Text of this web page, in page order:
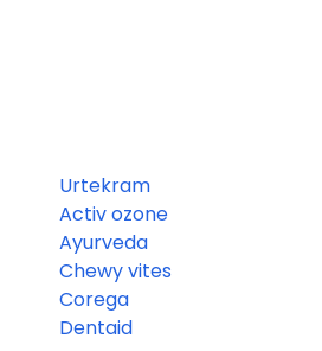
Urtekram
Activ ozone
Ayurveda
Chewy vites
Corega
Dentaid